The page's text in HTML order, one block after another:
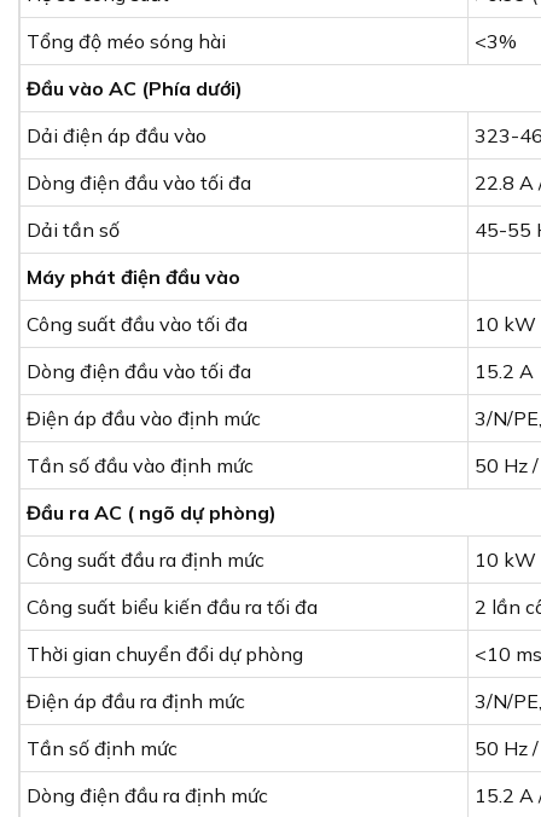
Tổng độ méo sóng hài
<3%
Đầu vào AC (Phía dưới)
Dải điện áp đầu vào
323-
Dòng điện đầu vào tối đa
22.8 A
Dải tần số
45-55
Máy phát điện đầu vào
Công suất đầu vào tối đa
10 kW
Dòng điện đầu vào tối đa
15.2 A
Điện áp đầu vào định mức
3/N/
Tần số đầu vào định mức
50 Hz
Đầu ra AC ( ngõ dự phòng)
Công suất đầu ra định mức
10 kW
Công suất biểu kiến đầu ra tối đa
2 lần
Thời gian chuyển đổi dự phòng
<10 ms
Điện áp đầu ra định mức
3/N/
Tần số định mức
50 Hz
Dòng điện đầu ra định mức
15.2 A